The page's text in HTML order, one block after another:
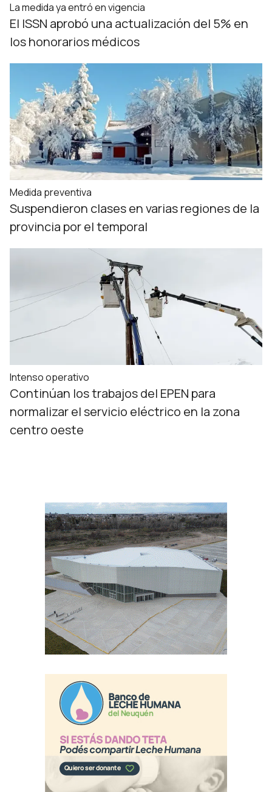
La medida ya entró en vigencia
El ISSN aprobó una actualización del 5% en
los honorarios médicos
Medida preventiva
Suspendieron clases en varias regiones de la
provincia por el temporal
Intenso operativo
Continúan los trabajos del EPEN para
normalizar el servicio eléctrico en la zona
centro oeste